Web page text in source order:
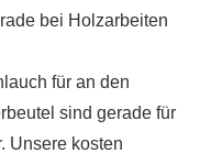
bei Holzarbeiten
für an den
sind gerade für
Unsere kosten